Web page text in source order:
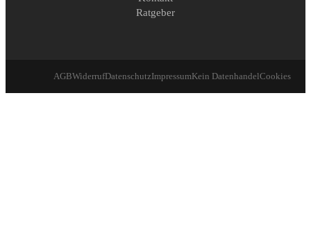
Ratgeber
AGBWiderrufDatenschutzImpressumKein DatenhandelCookies